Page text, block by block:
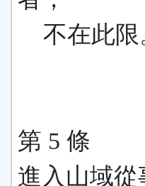
不在此限
第 5 條
進入山域